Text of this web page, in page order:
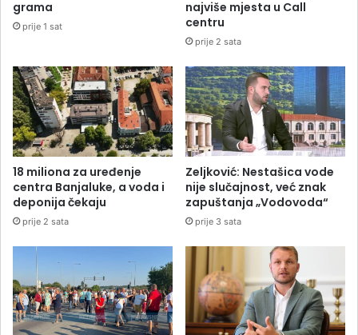
grama
prije 1 sat
najviše mjesta u Call
centru
prije 2 sata
18 miliona za uređenje
centra Banjaluke, a voda i
deponija čekaju
prije 2 sata
Zeljković: Nestašica vode
nije slučajnost, već znak
zapuštanja „Vodovoda“
prije 3 sata